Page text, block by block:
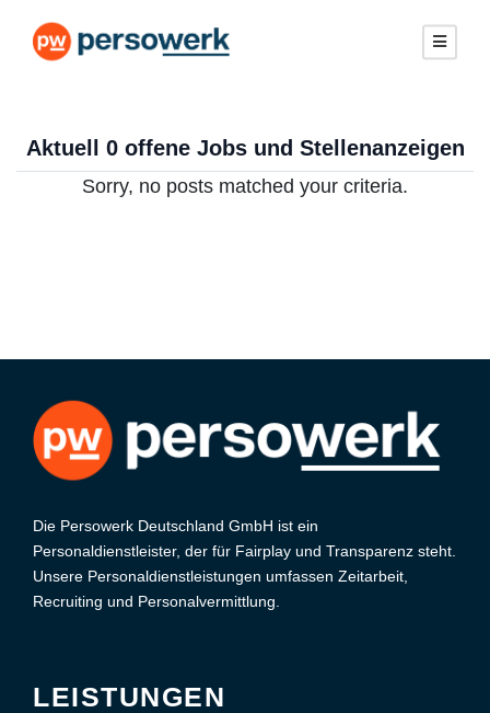
Aktuell 0 offene Jobs und Stellenanzeigen
Sorry, no posts matched your criteria.
Die Persowerk Deutschland GmbH ist ein
Personaldienstleister, der für Fairplay und Transparenz steht.
Unsere Personaldienstleistungen umfassen Zeitarbeit,
Recruiting und Personalvermittlung.
LEISTUNGEN